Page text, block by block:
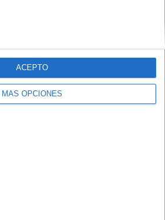
MÁS OPCIONES
ACEPTO